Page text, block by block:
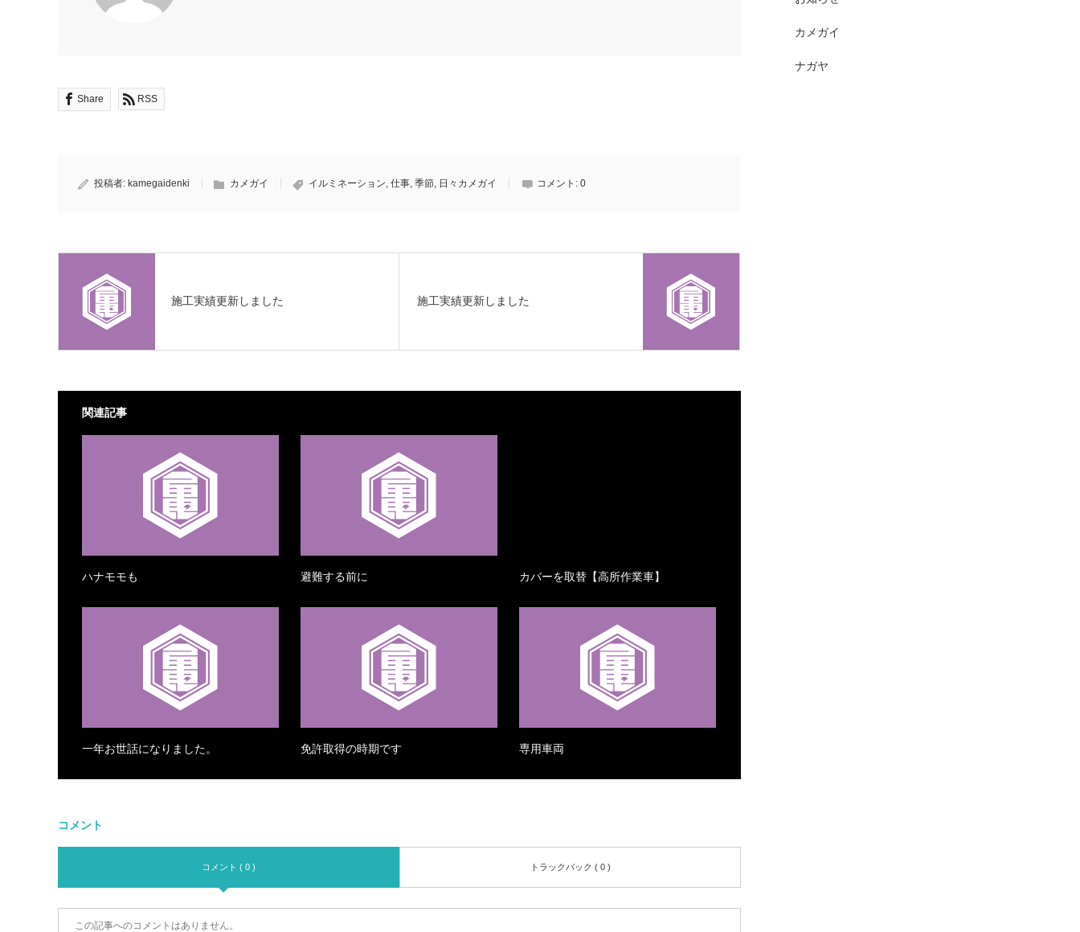
Share RSS
投稿者: kamegaidenki カメガイ イルミネーション, 仕事, 季節, 日々カメガイ コメント: 0
施工実績更新しました 施工実績更新しました
関連記事
ハナモモも 避難する前に カバーを取替【高所作業車】
一年お世話になりました。 免許取得の時期です 専用車両
コメント
コメント ( 0 ) トラックバック ( 0 )
この記事へのコメントはありません。
カメガイ
ナガヤ